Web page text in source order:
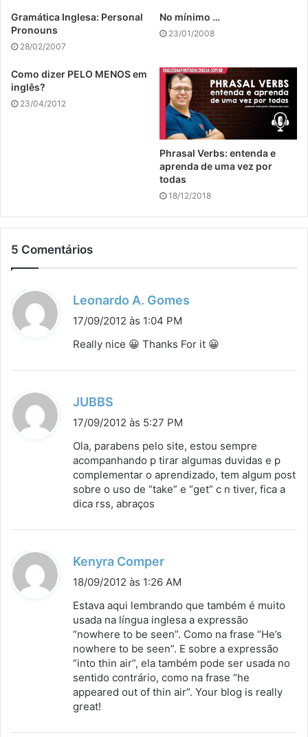
Gramática Inglesa: Personal
Pronouns
28/02/2007
No mínimo …
23/01/2008
Como dizer PELO MENOS em
inglês?
23/04/2012
Phrasal Verbs: entenda e
aprenda de uma vez por
todas
18/12/2018
5 Comentários
Leonardo A. Gomes
e
17/09/2012 às 1:04 PM
Really nice 😀 Thanks For it 😀
JUBBS
i
s
e
:
17/09/2012 às 5:27 PM
Ola, parabens pelo site, estou sempre
acompanhando p tirar algumas duvidas e p
complementar o aprendizado, tem algum post
sobre o uso de “take” e “get” c n tiver, fica a
dica rss, abraços
Kenyra Comper
s
e
:
18/09/2012 às 1:26 AM
Estava aqui lembrando que também é muito
usada na língua inglesa a expressão
“nowhere to be seen”. Como na frase “He’s
nowhere to be seen”. E sobre a expressão
“into thin air”, ela também pode ser usada no
sentido contrário, como na frase “he
appeared out of thin air”. Your blog is really
great!